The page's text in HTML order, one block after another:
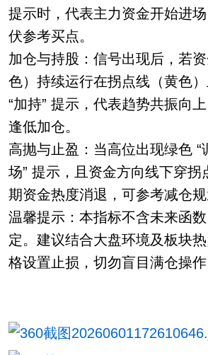
提示时，代表主力资金开始进
伏参考买点。
加仓与持股：信号出现后，若
色）持续运行在拐点线（黄色
“加持” 提示，代表趋势共振向
逢低加仓。
高抛与止盈：当高位出现绿色 “
场” 提示，且资金方向线下穿拐
期资金热度消退，可参考减仓规
温馨提示：本指标不含未来函
定。建议结合大盘环境及板块
格设置止损，切勿盲目满仓操作